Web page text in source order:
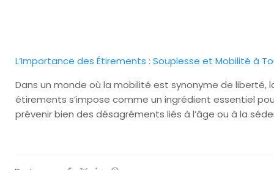
L’Importance des Étirements : Souplesse et Mobilité à
Dans un monde où la mobilité est synonyme de liberté,
étirements s’impose comme un ingrédient essentiel
prévenir bien des désagréments liés à l’âge ou à la